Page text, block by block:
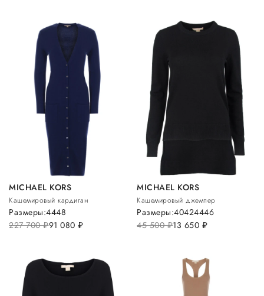
MICHAEL KORS
Кашемировый кардиган
227 700руб.91 080 руб.
Размеры:4448
MICHAEL KORS
Кашемировый джемпер
45 500руб.13 650 руб.
Размеры:40424446